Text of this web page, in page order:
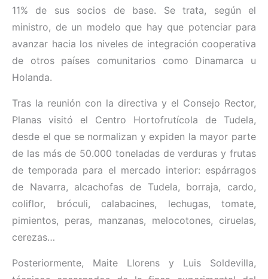
11% de sus socios de base. Se trata, según el
ministro, de un modelo que hay que potenciar para
avanzar hacia los niveles de integración cooperativa
de otros países comunitarios como Dinamarca u
Holanda.
Tras la reunión con la directiva y el Consejo Rector,
Planas visitó el Centro Hortofrutícola de Tudela,
desde el que se normalizan y expiden la mayor parte
de las más de 50.000 toneladas de verduras y frutas
de temporada para el mercado interior: espárragos
de Navarra, alcachofas de Tudela, borraja, cardo,
coliflor, bróculi, calabacines, lechugas, tomate,
pimientos, peras, manzanas, melocotones, ciruelas,
cerezas…
Posteriormente, Maite Llorens y Luis Soldevilla,